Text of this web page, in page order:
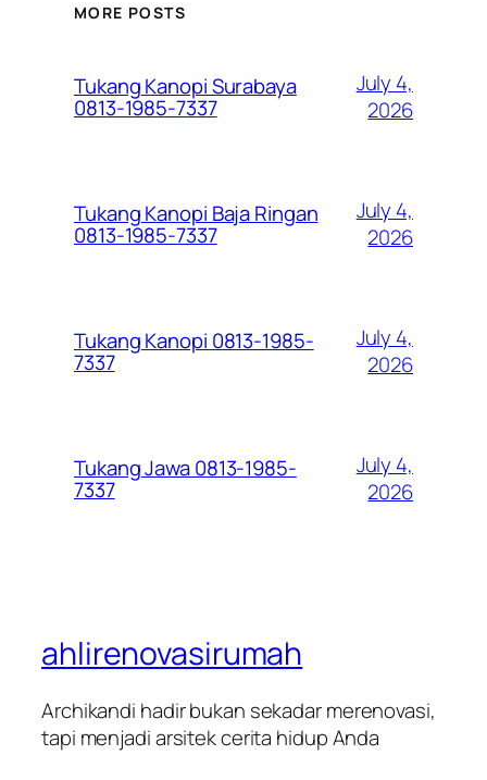
MORE POSTS
Tukang Kanopi Surabaya
0813-1985-7337
July 4,
2026
Tukang Kanopi Baja Ringan
0813-1985-7337
July 4,
2026
Tukang Kanopi 0813-1985-
7337
July 4,
2026
Tukang Jawa 0813-1985-
7337
July 4,
2026
ahlirenovasirumah
Archikandi hadir bukan sekadar merenovasi,
tapi menjadi arsitek cerita hidup Anda